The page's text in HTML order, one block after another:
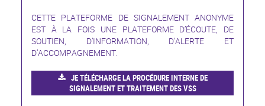
CETTE PLATEFORME DE SIGNALEMENT ANONYME
EST À LA FOIS UNE PLATEFORME D’ÉCOUTE, DE
SOUTIEN, D’INFORMATION, D’ALERTE ET
D’ACCOMPAGNEMENT.
JE TÉLÉCHARGE LA PROCÉDURE INTERNE DE
SIGNALEMENT ET TRAITEMENT DES VSS